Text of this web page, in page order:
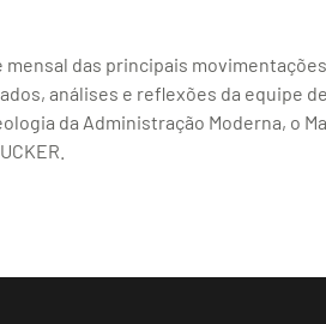
das principais
análises e reflexões da equipe
da Administração Moderna, o